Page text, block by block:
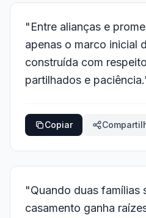
"Entre alianças e
apenas o marco inicial
construída com
partilhados e
Copiar
"Quando duas famílias
casamento ganha